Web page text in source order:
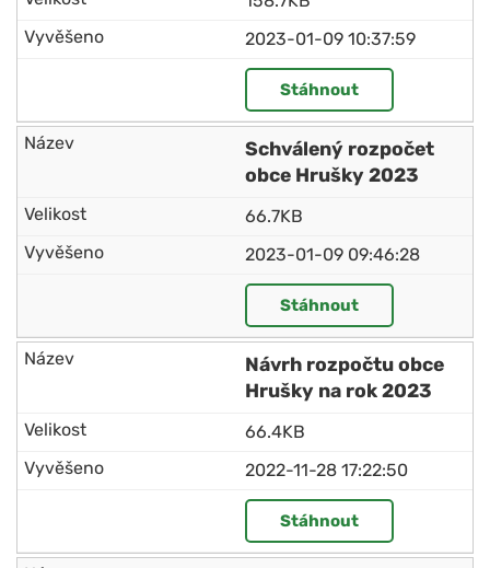
2023-01-09 10:37:59
Stáhnout
Schválený rozpočet
obce Hrušky 2023
66.7KB
2023-01-09 09:46:28
Stáhnout
Návrh rozpočtu obce
Hrušky na rok 2023
66.4KB
2022-11-28 17:22:50
Stáhnout